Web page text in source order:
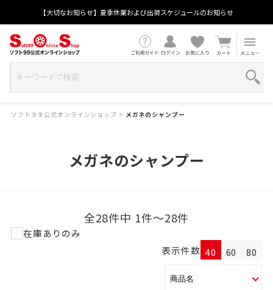
【大切なお知らせ】夏季休業および出荷スケジュールのお知らせ
ソフト９９公式オンラインショップ > メガネのシャンプー
メガネのシャンプー
全28件中 1件～28件
在庫ありのみ
表示件数 40 60 80